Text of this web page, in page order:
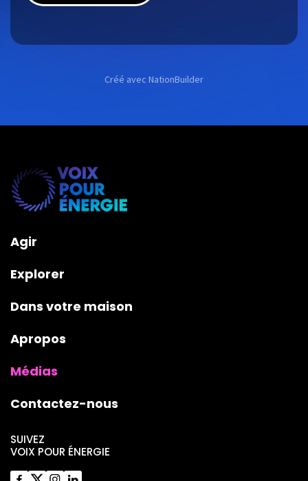
Créé avec NationBuilder
Agir
Explorer
Dans votre maison
Apropos
Médias
Contactez-nous
SUIVEZ
VOIX POUR ÉNERGIE